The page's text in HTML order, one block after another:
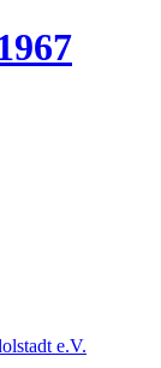
e.V.